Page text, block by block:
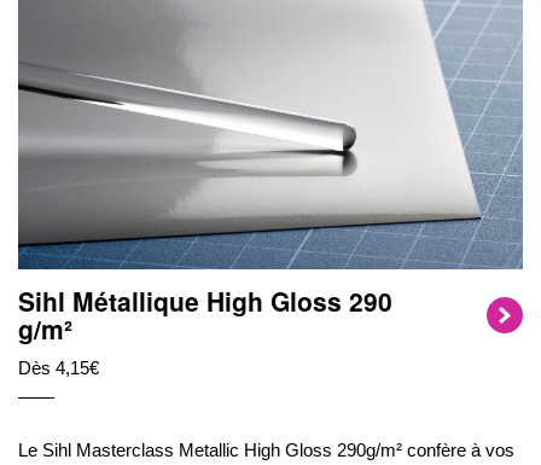
Sihl Métallique High Gloss 290
g/m²
Dès 4,15€
Le Sihl Masterclass Metallic High Gloss 290g/m² confère à vos